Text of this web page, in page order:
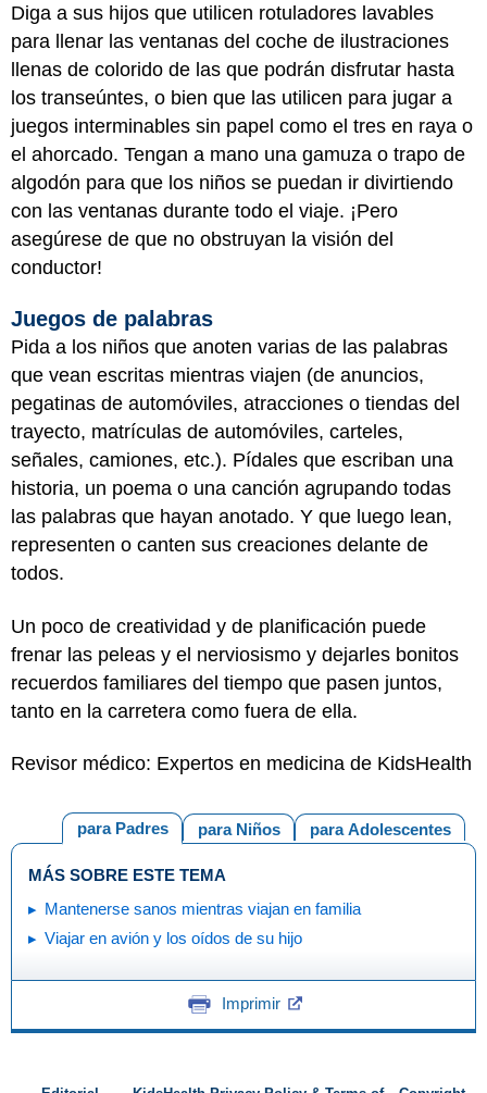
Diga a sus hijos que utilicen rotuladores lavables
para llenar las ventanas del coche de ilustraciones
llenas de colorido de las que podrán disfrutar hasta
los transeúntes, o bien que las utilicen para jugar a
juegos interminables sin papel como el tres en raya o
el ahorcado. Tengan a mano una gamuza o trapo de
algodón para que los niños se puedan ir divirtiendo
con las ventanas durante todo el viaje. ¡Pero
asegúrese de que no obstruyan la visión del
conductor!
Juegos de palabras
Pida a los niños que anoten varias de las palabras
que vean escritas mientras viajen (de anuncios,
pegatinas de automóviles, atracciones o tiendas del
trayecto, matrículas de automóviles, carteles,
señales, camiones, etc.). Pídales que escriban una
historia, un poema o una canción agrupando todas
las palabras que hayan anotado. Y que luego lean,
representen o canten sus creaciones delante de
todos.
Un poco de creatividad y de planificación puede
frenar las peleas y el nerviosismo y dejarles bonitos
recuerdos familiares del tiempo que pasen juntos,
tanto en la carretera como fuera de ella.
Revisor médico: Expertos en medicina de KidsHealth
para Adolescentes
para Niños
para Padres
MÁS SOBRE ESTE TEMA
Mantenerse sanos mientras viajan en familia
Viajar en avión y los oídos de su hijo
Imprimir